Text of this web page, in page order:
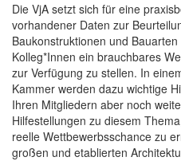
Die VjA setzt sich für eine
vorhandener Daten zur
Baukonstruktionen und
Kolleg*Innen ein brauchbares
zur Verfügung zu stellen. In
Kammer werden dazu wichtige
Ihren Mitgliedern aber noch
Hilfestellungen zu diesem
reelle Wettbewerbsschance zu
großen und etablierten